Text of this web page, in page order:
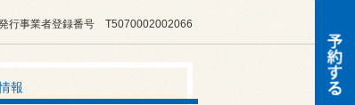
行事業者登録番号 T5070002002066
報